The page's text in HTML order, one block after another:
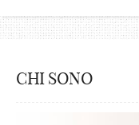
CHI SONO